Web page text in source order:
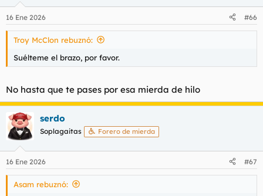
16 Ene 2026 #66
Troy McClon rebuznó:
Suélteme el brazo, por favor.
No hasta que te pases por esa mierda de hilo
serdo
Soplagaitas Forero de mierda
16 Ene 2026 #67
Asam rebuznó: